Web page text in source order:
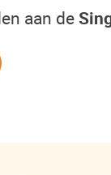
aan de